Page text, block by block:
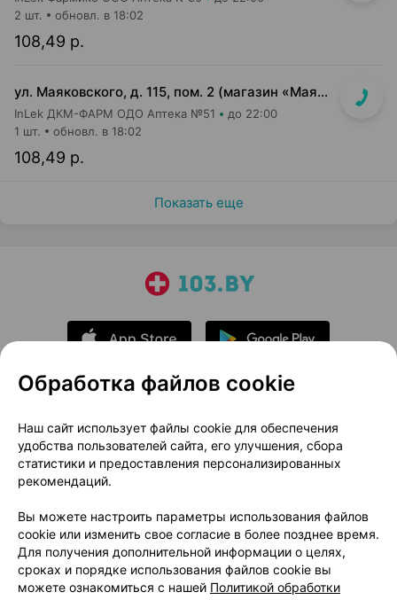
108,49 р.
2 шт. обновл. в 18:02
ул. Маяковского, д. 115, пом. 2 (магазин «Маяк»)
InLek ДКМ-ФАРМ ОДО Аптека №51 до 22:00
108,49 р.
1 шт. обновл. в 18:02
Показать еще
О проекте
Новости проекта
Размещение рекламы
Медицинский маркетинг
Публичный договор
Доставка
Способы оплаты
Вакансии
Партнеры
Написать руководителю 103.by
Написать в поддержку
Обработка файлов cookie
Наш сайт использует файлы cookie для обеспечения
удобства пользователей сайта, его улучшения, сбора
статистики и предоставления персонализированных
рекомендаций.
Вы можете настроить параметры использования файлов
cookie или изменить свое согласие в более позднее время.
Для получения дополнительной информации о целях,
сроках и порядке использования файлов cookie вы
можете ознакомиться с нашей Политикой обработки